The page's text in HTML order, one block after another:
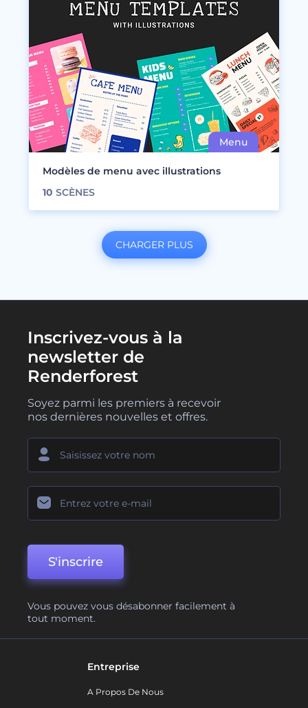
Modèles de menu avec illustrations
10 SCÈNES
CHARGER PLUS
Inscrivez-vous à la
newsletter de
Renderforest
Soyez parmi les premiers à recevoir
nos dernières nouvelles et offres.
S'inscrire
Vous pouvez vous désabonner facilement à
tout moment.
Entreprise
A Propos De Nous